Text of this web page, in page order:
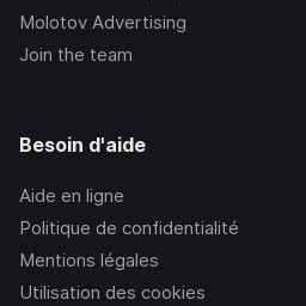
Molotov Advertising
Join the team
Besoin d'aide
Aide en ligne
Politique de confidentialité
Mentions légales
Utilisation des cookies